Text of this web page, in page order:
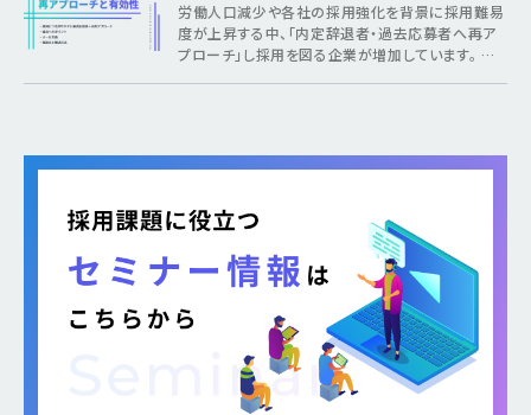
労働人口減少や各社の採用強化を背景に採用難易
度が上昇する中、「内定辞退者・過去応募者へ再ア
プローチ」し採用を図る企業が増加しています。 そ